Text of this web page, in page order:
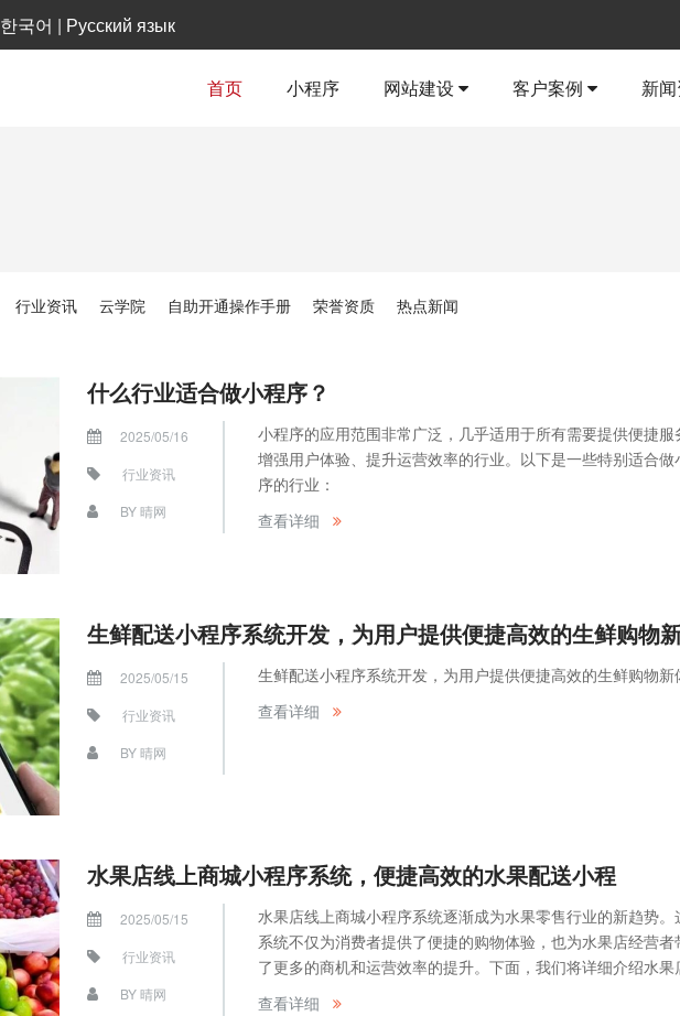
한국어 | Русский язык
首页 小程序 网站建设 客户案例 新
行业资讯 云学院 自助开通操作手册 荣誉资质 热点新闻
什么行业适合做小程序？
2025/05/16
行业资讯
BY晴网
小程序的应用范围非常广泛，几乎适用于所有需要提供便捷服
增强用户体验、提升运营效率的行业。以下是一些特别适合做
序的行业：
查看详细
2025/05/15
行业资讯
BY晴网
生鲜配送小程序系统开发，为用户提供便捷高效的生鲜购物新
查看详细
水果店线上商城小程序系统，便捷高效的水果配送小程
2025/05/15
行业资讯
BY晴网
水果店线上商城小程序系统逐渐成为水果零售行业的新趋势。
系统不仅为消费者提供了便捷的购物体验，也为水果店经营者
了更多的商机和运营效率的提升。下面，我们将详细介绍水果
上商城小程序系统的功能和优势。
查看详细